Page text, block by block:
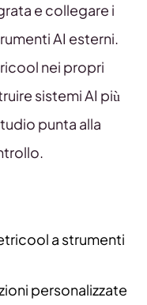
e collegare i
AI esterni.
nei propri
sistemi AI più
punta alla
a strumenti
personalizzate